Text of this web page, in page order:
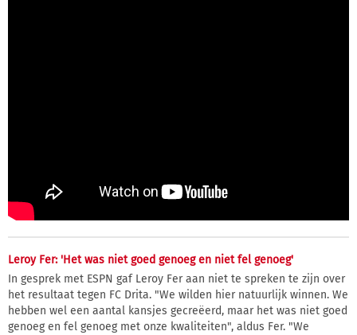
Leroy Fer: 'Het was niet goed genoeg en niet fel genoeg'
In gesprek met ESPN gaf Leroy Fer aan niet te spreken te zijn over
het resultaat tegen FC Drita. "We wilden hier natuurlijk winnen. We
hebben wel een aantal kansjes gecreëerd, maar het was niet goed
genoeg en fel genoeg met onze kwaliteiten", aldus Fer. "We